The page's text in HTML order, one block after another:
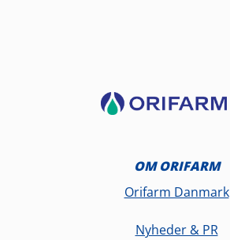
OM ORIFARM
Orifarm Danmark
Nyheder & PR